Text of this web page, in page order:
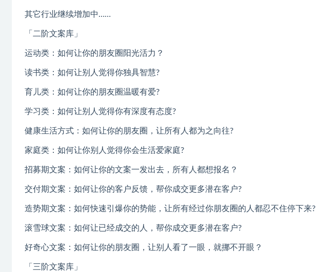
其它行业继续增加中……
「二阶文案库」
运动类：如何让你的朋友圈阳光活力？
读书类：如何让别人觉得你独具智慧?
育儿类：如何让你的朋友圈温暖有爱?
学习类：如何让别人觉得你有深度有态度?
健康生活方式：如何让你的朋友圈，让所有人都为之向往?
家庭类：如何让你别人觉得你会生活爱家庭?
招募期文案：如何让你的文案一发出去，所有人都想报名？
交付期文案：如何让你的客户反馈，帮你成交更多潜在客户?
造势期文案：如何快速引爆你的势能，让所有经过你朋友圈的人都忍不住停下来?
滚雪球文案：如何让已经成交的人，帮你成交更多潜在客户?
好奇心文案：如何让你的朋友圈，让别人看了一眼，就挪不开眼？
「三阶文案库」